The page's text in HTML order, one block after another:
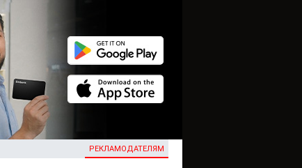
РЕКЛАМОДАТЕЛЯМ